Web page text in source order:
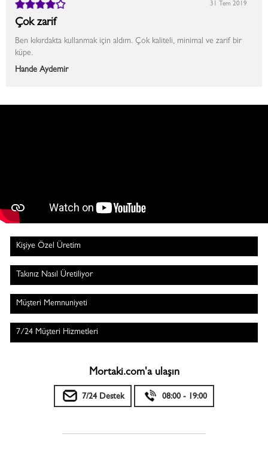
Çok zarif
Ben kıkırdakta kullanmak için aldım. Çok kaliteli, minimal ve zarif bir
küpe.
Hande Aydemir
31 Tem 2019
Kişiye Özel Üretim
Takınız Nasıl Üretiliyor
Müşteri Memnuniyeti
7/24 Müşteri Hizmetleri
Mortaki.com'a ulaşın
7/24 Destek 08:00 - 19:00